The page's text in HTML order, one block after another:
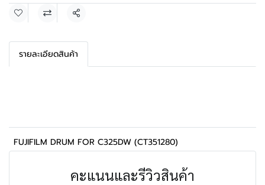
แชร์
รายละเอียดสินค้า
FUJIFILM DRUM FOR C325DW (CT351280)
คะแนนและรีวิวสินค้า